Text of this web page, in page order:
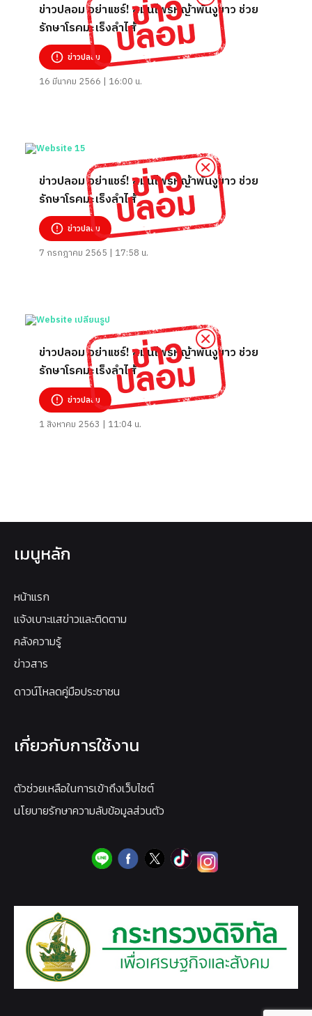
ข่าวปลอม อย่าแชร์! สมุนไพรหญ้าพันงูขาว ช่วย
รักษาโรคมะเร็งลำไส้
ข่าวปลอม
16 มีนาคม 2566 | 16:00 น.
ข่าวปลอม อย่าแชร์! สมุนไพรหญ้าพันงูขาว ช่วย
รักษาโรคมะเร็งลำไส้
ข่าวปลอม
7 กรกฎาคม 2565 | 17:58 น.
ข่าวปลอม อย่าแชร์! สมุนไพรหญ้าพันงูขาว ช่วย
รักษาโรคมะเร็งลำไส้
ข่าวปลอม
1 สิงหาคม 2563 | 11:04 น.
เมนูหลัก
หน้าแรก
แจ้งเบาะแสข่าวและติดตาม
คลังความรู้
ข่าวสาร
ดาวน์โหลดคู่มือประชาชน
เกี่ยวกับการใช้งาน
ตัวช่วยเหลือในการเข้าถึงเว็บไซต์
นโยบายรักษาความลับข้อมูลส่วนตัว